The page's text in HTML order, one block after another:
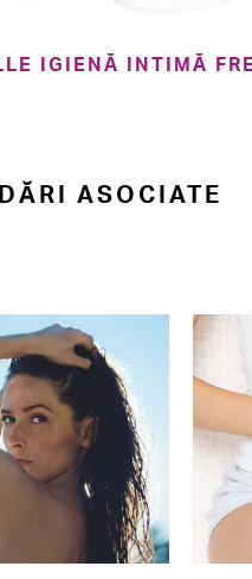
IGIENĂ INTIMĂ
ASOCIATE